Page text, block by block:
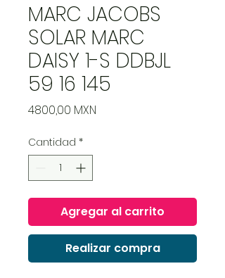
MARC JACOBS
SOLAR MARC
DAISY 1-S DDBJL
59 16 145
4800,00 MXN
Cantidad *
Agregar al carrito
Realizar compra